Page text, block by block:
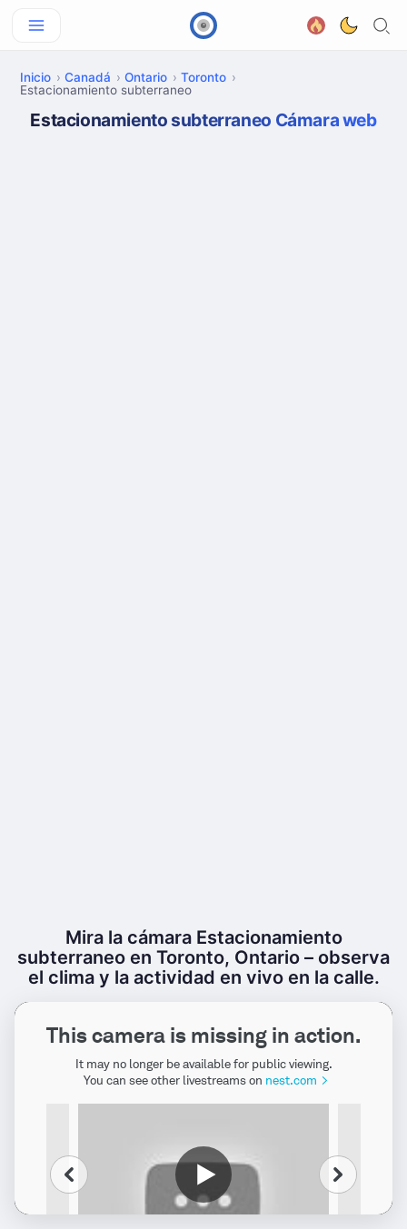
Inicio Canadá Ontario
Toronto
Estacionamiento subterraneo
Estacionamiento subterraneo Cámara web
Mira la cámara Estacionamiento
subterraneo en Toronto, Ontario – observa
el clima y la actividad en vivo en la calle.